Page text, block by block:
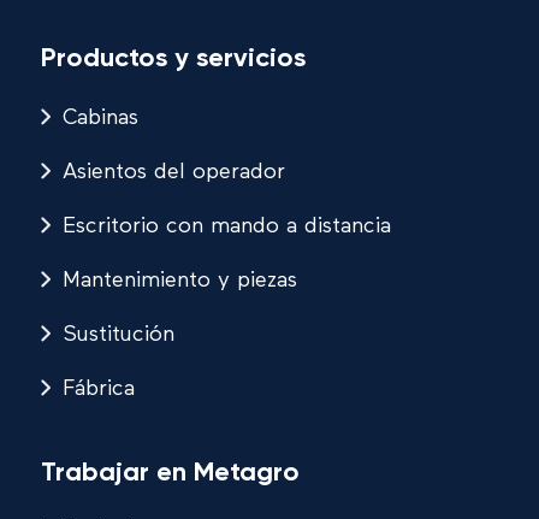
Productos y servicios
Cabinas
Asientos del operador
Escritorio con mando a distancia
Mantenimiento y piezas
Sustitución
Fábrica
Trabajar en Metagro